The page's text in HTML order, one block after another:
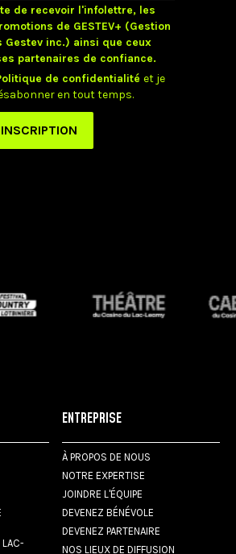
LAC-
ENTREPRISE
À PROPOS DE NOUS
NOTRE EXPERTISE
JOINDRE L'ÉQUIPE
DEVENEZ BÉNÉVOLE
DEVENEZ PARTENAIRE
NOS LIEUX DE DIFFUSION